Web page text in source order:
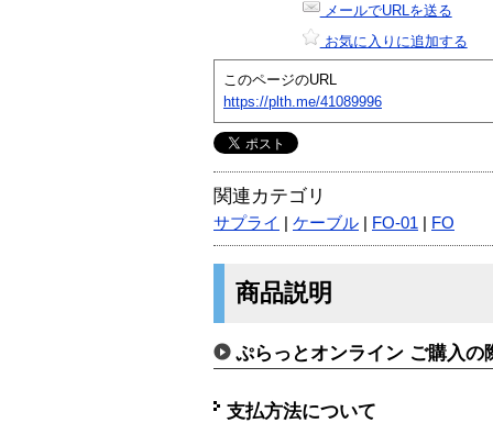
メールでURLを送る
お気に入りに追加する
このページのURL
https://plth.me/41089996
関連カテゴリ
サプライ ケーブル FO-01 FO
商品説明
ぷらっとオンライン ご購入の
支払方法について